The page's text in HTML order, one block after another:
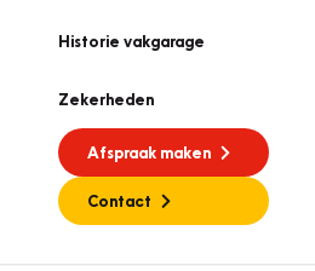
Historie vakgarage
Zekerheden
Afspraak maken
Contact